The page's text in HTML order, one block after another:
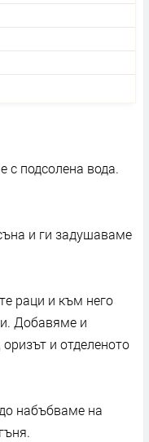
с подсолена вода.
и ги задушаваме
раци и към него
Добавяме и
и отделеното
набъбваме на